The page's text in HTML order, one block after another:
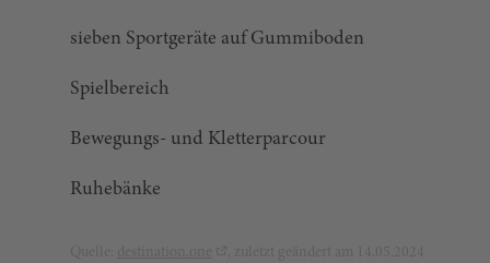
sieben Sportgeräte auf Gummiboden
Spielbereich
Bewegungs- und Kletterparcour
Ruhebänke